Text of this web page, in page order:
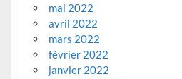
mai 2022
avril 2022
mars 2022
février 2022
janvier 2022